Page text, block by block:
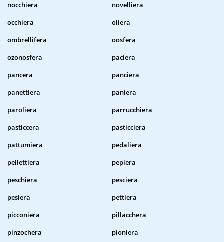
nocchiera
novelliera
occhiera
oliera
ombrellifera
oosfera
ozonosfera
paciera
pancera
panciera
panettiera
paniera
paroliera
parrucchiera
pasticcera
pasticciera
pattumiera
pedaliera
pellettiera
pepiera
peschiera
pesciera
pesiera
pettiera
picconiera
pillacchera
pinzochera
pioniera